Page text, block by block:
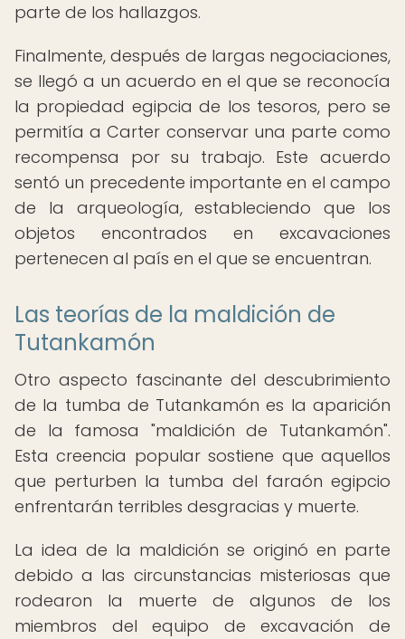
parte de los hallazgos.
Finalmente, después de largas negociaciones,
se llegó a un acuerdo en el que se reconocía
la propiedad egipcia de los tesoros, pero se
permitía a Carter conservar una parte como
recompensa por su trabajo. Este acuerdo
sentó un precedente importante en el campo
de la arqueología, estableciendo que los
objetos encontrados en excavaciones
pertenecen al país en el que se encuentran.
Las teorías de la maldición de
Tutankamón
Otro aspecto fascinante del descubrimiento
de la tumba de Tutankamón es la aparición
de la famosa "maldición de Tutankamón".
Esta creencia popular sostiene que aquellos
que perturben la tumba del faraón egipcio
enfrentarán terribles desgracias y muerte.
La idea de la maldición se originó en parte
debido a las circunstancias misteriosas que
rodearon la muerte de algunos de los
miembros del equipo de excavación de